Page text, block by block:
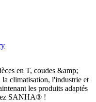
en T, coudes &amp;
climatisation, l'industrie et
les produits adaptés
SANHA® !